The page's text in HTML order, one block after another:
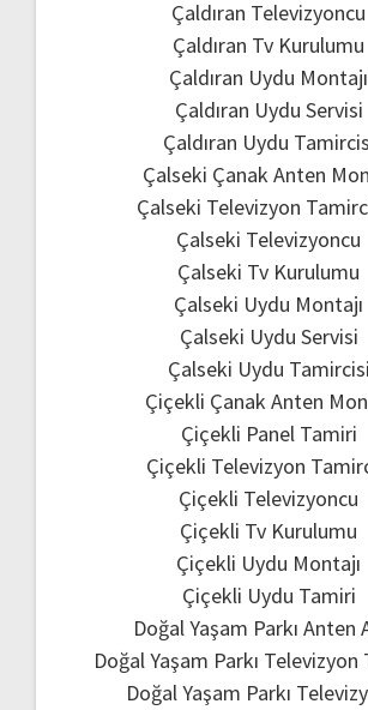
Çaldıran Televizyoncu
Çaldıran Tv Kurulumu
Çaldıran Uydu Montajı
Çaldıran Uydu Servisi
Çaldıran Uydu
Çalseki Çanak Anten
Çalseki Televizyon
Çalseki Televizyoncu
Çalseki Tv Kurulumu
Çalseki Uydu Montajı
Çalseki Uydu Servisi
Çalseki Uydu Tamircisi
Çiçekli Çanak Anten
Çiçekli Panel Tamiri
Çiçekli Televizyon
Çiçekli Televizyoncu
Çiçekli Tv Kurulumu
Çiçekli Uydu Montajı
Çiçekli Uydu Tamiri
Doğal Yaşam Parkı Anten
Doğal Yaşam Parkı
Doğal Yaşam Parkı